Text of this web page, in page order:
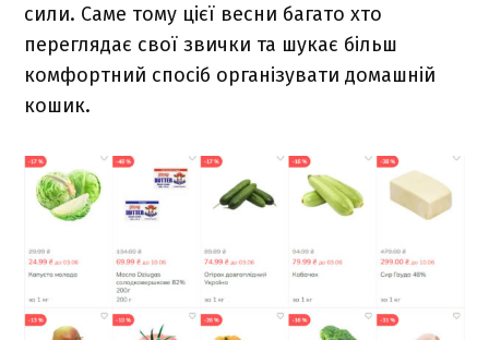
сили. Саме тому цієї весни багато хто
переглядає свої звички та шукає більш
комфортний спосіб організувати домашній
кошик.